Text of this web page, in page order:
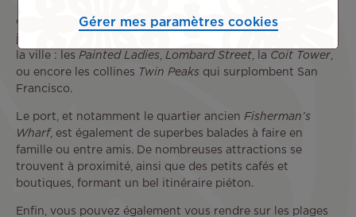
Quittons la baie pour retrouver la terre ferme. Prenez une
journée pour visiter les lieux célèbres aux quatre coins de
la ville : les Painted Ladies Lombard Street , la Coit Tower
ou encore les collines
Twin Peaks qui surplombent San
Francisco.
Le port, et notamment le quartier ancien Fisherman’s
Wharf, est également de superbes balades à faire en
famille ou entre amis. De nombreuses attractions se
trouvent à proximité, ainsi que des petits cafés et
boutiques, formant un bel itinéraire piéton.
Enfin, vous pouvez également vous rendre sur les plages
Gérer mes paramètres cookies